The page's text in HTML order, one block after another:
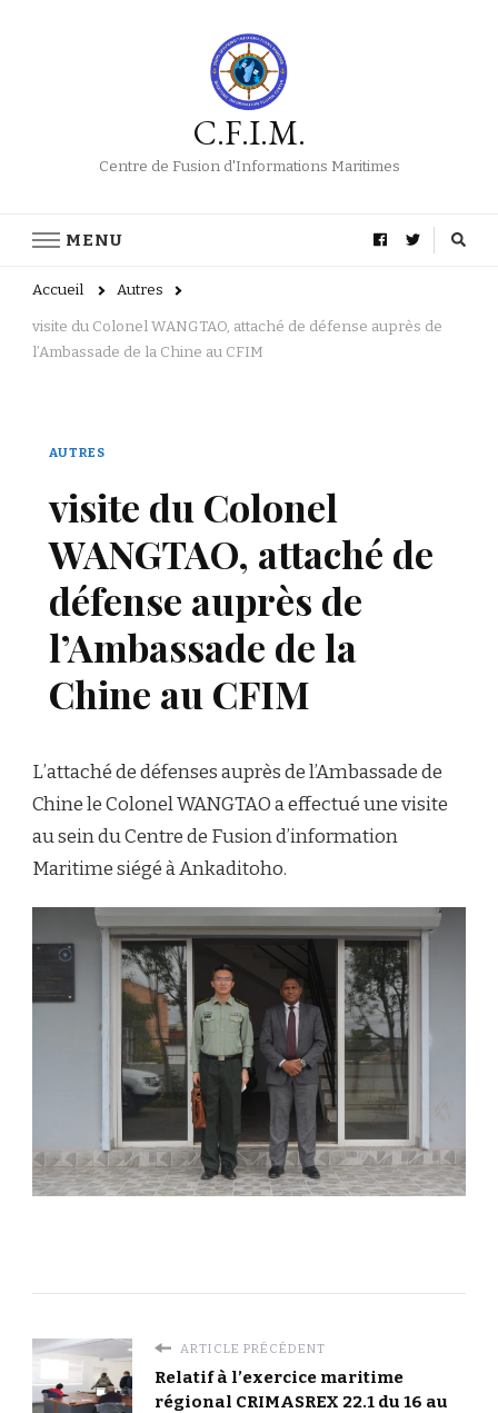
C.F.I.M.
Centre de Fusion d'Informations Maritimes
MENU
Accueil Autres
visite du Colonel WANGTAO, attaché de défense auprès de
l’Ambassade de la Chine au CFIM
AUTRES
visite du Colonel
WANGTAO, attaché de
défense auprès de
l’Ambassade de la
Chine au CFIM
L’attaché de défenses auprès de l’Ambassade de
Chine le Colonel WANGTAO a effectué une visite
au sein du Centre de Fusion d’information
Maritime siégé à Ankaditoho.
ARTICLE PRÉCÉDENT
Relatif à l’exercice maritime
régional CRIMASREX 22.1 du 16 au